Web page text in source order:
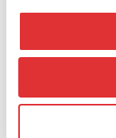
- name: